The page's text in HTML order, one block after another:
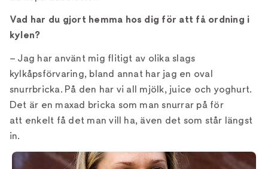
Vad har du gjort hemma hos dig för att få ordning i
kylen?
– Jag har använt mig flitigt av olika slags
kylkåpsförvaring, bland annat har jag en oval
snurrbricka. På den har vi all mjölk, juice och yoghurt.
Det är en maxad bricka som man snurrar på för
att enkelt få det man vill ha, även det som står längst
in.